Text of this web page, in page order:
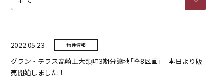
2022.05.23 物件情報
グラン・テラス高崎上大類町3期分譲地「全8区画」 本日より販
売開始しました！